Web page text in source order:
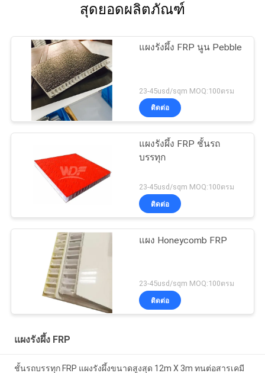
สุดยอดผลิตภัณฑ์
แผงรังผึ้ง FRP นูน Pebble
23-45usd/sqm MOQ:100ตรม
ติดต่อ
แผงรังผึ้ง FRP ชั้นรถ
บรรทุก
23-45usd/sqm MOQ:100ตรม
ติดต่อ
แผง Honeycomb FRP
23-45usd/sqm MOQ:100ตรม
ติดต่อ
แผงรังผึ้ง FRP
ชั้นรถบรรทุก FRP แผงรังผึ้งขนาดสูงสุด 12m X 3m ทนต่อสารเคมี